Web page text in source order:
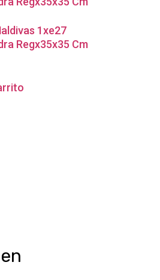
1xe27
Regx35x35 Cm